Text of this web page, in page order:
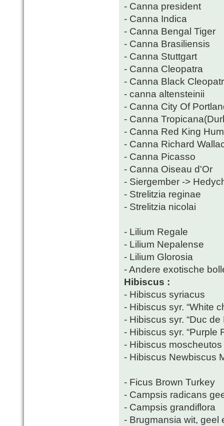
- Canna president
- Canna Indica
- Canna Bengal Tiger
- Canna Brasiliensis
- Canna Stuttgart
- Canna Cleopatra
- Canna Black
- canna altensteinii
- Canna City Of
- Canna
- Canna Red King
- Canna Richard
- Canna Picasso
- Canna Oiseau d'Or
- Siergember ->
- Strelitzia reginae
- Strelitzia nicolai
- Lilium Regale
- Lilium Nepalense
- Lilium Glorosia
- Andere exotische
Hibiscus :
- Hibiscus syriacus
- Hibiscus syr. “White
- Hibiscus syr. “Duc de
- Hibiscus syr. “Purple
- Hibiscus
- Hibiscus Newbiscus
- Ficus Brown Turkey
- Campsis radicans
- Campsis grandiflora
- Brugmansia wit, geel